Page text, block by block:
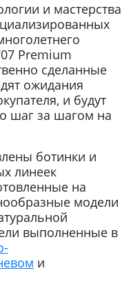
и мастерства
Premium
сделанные
ожидания
и будут
шаг за шагом на
ботинки и
линеек
на
модели
выполненные в
и